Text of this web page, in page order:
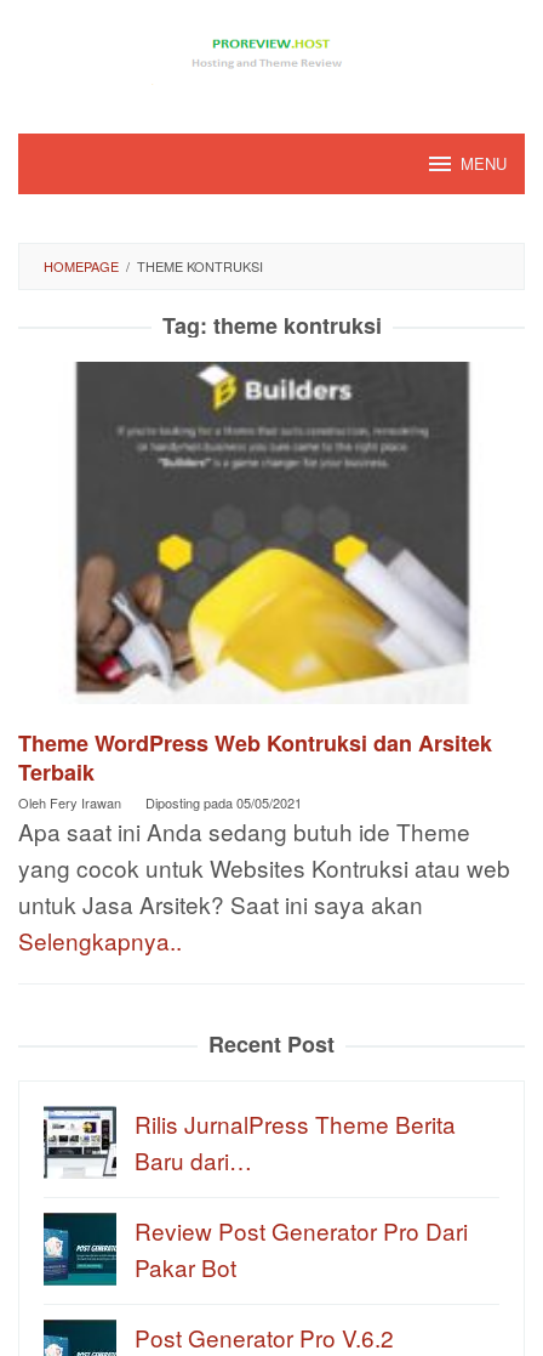
MENU
HOMEPAGE / THEME KONTRUKSI
Tag: theme kontruksi
Theme WordPress Web Kontruksi dan Arsitek
Terbaik
Oleh Fery Irawan Diposting pada05/05/2021
Apa saat ini Anda sedang butuh ide Theme
yang cocok untuk Websites Kontruksi atau web
untuk Jasa Arsitek? Saat ini saya akan
Selengkapnya..
Recent Post
Rilis JurnalPress Theme Berita
Baru dari…
Review Post Generator Pro Dari
Pakar Bot
Post Generator Pro V.6.2